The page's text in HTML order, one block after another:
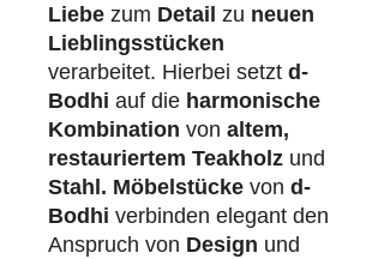
Liebe zum Detail zu neuen
Lieblingsstücken
verarbeitet. Hierbei setzt d-
Bodhi auf die harmonische
Kombination von altem,
restauriertem Teakholz und
Stahl. Möbelstücke von d-
Bodhi verbinden elegant den
Anspruch von Design und